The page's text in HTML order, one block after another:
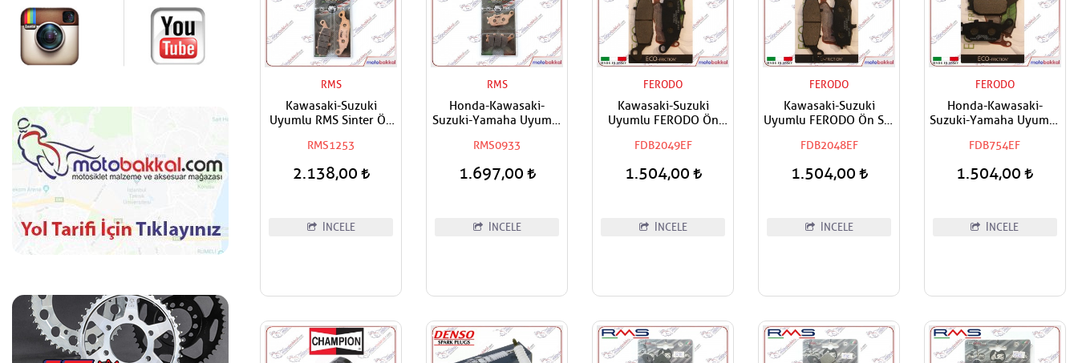
RMS
Kawasaki-Suzuki
Uyumlu RMS Sinter Ön
RMS1253
2.138,00
İNCELE
RMS
Honda-Kawasaki-
Suzuki-Yamaha Uyumlu
Balatası
RMS0933
1.697,00
İNCELE
FERODO
Kawasaki-Suzuki
Uyumlu FERODO Ön
Eco
FDB2049EF
1.504,00
İNCELE
FERODO
Kawasaki-Suzuki
Uyumlu FERODO Ön Sol
FDB2048EF
1.504,00
İNCELE
FERODO
Honda-Kawasaki-
Suzuki-Yamaha Uyumlu
Balatası Eco
FDB754EF
1.504,00
İNCELE